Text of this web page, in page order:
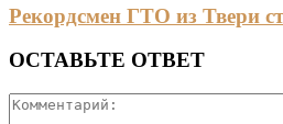
Рекордсмен ГТО из Твери
ОСТАВЬТЕ ОТВЕТ